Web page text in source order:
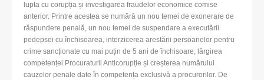
lupta cu corupția și investigarea fraudelor economice comise
anterior. Printre acestea se numără un nou temei de exonerare de
răspundere penală, un nou temei de suspendare a executării
pedepsei cu închisoarea, interzicerea arestării persoanelor pentru
crime sancționate cu mai puțin de 5 ani de închisoare, lărgirea
competenței Procuraturii Anticorupție și creșterea numărului
cauzelor penale date în competența exclusivă a procurorilor. De